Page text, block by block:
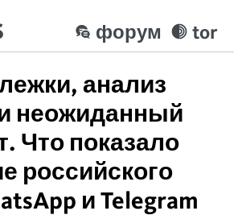
tor
форум
анализ
неожиданный
Что показало
российского
и Telegram